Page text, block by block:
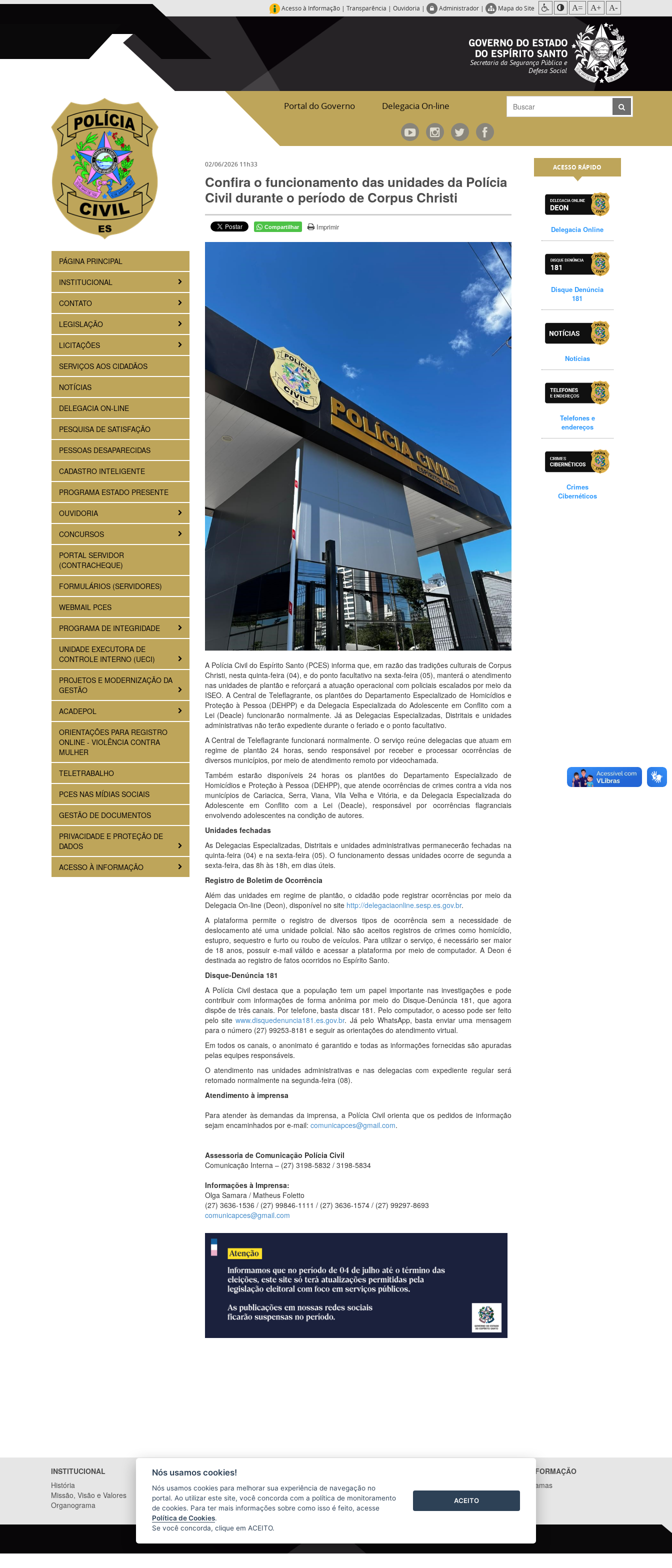
Acesso à Informação | Transparência | Ouvidoria | Administrador | Mapa do Site A= A+ A-
Secretaria da Segurança Pública e
Defesa Social
Portal do Governo Delegacia On-line
PÁGINA PRINCIPAL
INSTITUCIONAL
CONTATO
LEGISLAÇÃO
LICITAÇÕES
SERVIÇOS AOS CIDADÃOS
NOTÍCIAS
DELEGACIA ON-LINE
PESQUISA DE SATISFAÇÃO
PESSOAS DESAPARECIDAS
CADASTRO INTELIGENTE
PROGRAMA ESTADO PRESENTE
OUVIDORIA
CONCURSOS
PORTAL SERVIDOR
(CONTRACHEQUE)
FORMULÁRIOS (SERVIDORES)
WEBMAIL PCES
PROGRAMA DE INTEGRIDADE
UNIDADE EXECUTORA DE
CONTROLE INTERNO (UECI)
PROJETOS E MODERNIZAÇÃO DA
GESTÃO
ACADEPOL
ORIENTAÇÕES PARA REGISTRO
ONLINE - VIOLÊNCIA CONTRA
MULHER
TELETRABALHO
PCES NAS MÍDIAS SOCIAIS
GESTÃO DE DOCUMENTOS
PRIVACIDADE E PROTEÇÃO DE
DADOS
ACESSO À INFORMAÇÃO
02/06/2026 11h33
Confira o funcionamento das unidades da Polícia
Civil durante o período de Corpus Christi
Compartilhar Imprimir
A Polícia Civil do Espírito Santo (PCES) informa que, em razão das tradições culturais de Corpus
Christi, nesta quinta-feira (04), e do ponto facultativo na sexta-feira (05), manterá o atendimento
nas unidades de plantão e reforçará a atuação operacional com policiais escalados por meio da
ISEO. A Central de Teleflagrante, os plantões do Departamento Especializado de Homicídios e
Proteção à Pessoa (DEHPP) e da Delegacia Especializada do Adolescente em Conflito com a
Lei (Deacle) funcionarão normalmente. Já as Delegacias Especializadas, Distritais e unidades
administrativas não terão expediente durante o feriado e o ponto facultativo.
A Central de Teleflagrante funcionará normalmente. O serviço reúne delegacias que atuam em
regime de plantão 24 horas, sendo responsável por receber e processar ocorrências de
diversos municípios, por meio de atendimento remoto por videochamada.
Também estarão disponíveis 24 horas os plantões do Departamento Especializado de
Homicídios e Proteção à Pessoa (DEHPP), que atende ocorrências de crimes contra a vida nos
municípios de Cariacica, Serra, Viana, Vila Velha e Vitória, e da Delegacia Especializada do
Adolescente em Conflito com a Lei (Deacle), responsável por ocorrências flagranciais
envolvendo adolescentes na condição de autores.
Unidades fechadas
As Delegacias Especializadas, Distritais e unidades administrativas permanecerão fechadas na
quinta-feira (04) e na sexta-feira (05). O funcionamento dessas unidades ocorre de segunda a
sexta-feira, das 8h às 18h, em dias úteis.
Registro de Boletim de Ocorrência
Além das unidades em regime de plantão, o cidadão pode registrar ocorrências por meio da
Delegacia On-line (Deon), disponível no site http://delegaciaonline.sesp.es.gov.br.
A plataforma permite o registro de diversos tipos de ocorrência sem a necessidade de
deslocamento até uma unidade policial. Não são aceitos registros de crimes como homicídio,
estupro, sequestro e furto ou roubo de veículos. Para utilizar o serviço, é necessário ser maior
de 18 anos, possuir e-mail válido e acessar a plataforma por meio de computador. A Deon é
destinada ao registro de fatos ocorridos no Espírito Santo.
Disque-Denúncia 181
A Polícia Civil destaca que a população tem um papel importante nas investigações e pode
contribuir com informações de forma anônima por meio do Disque-Denúncia 181, que agora
dispõe de três canais. Por telefone, basta discar 181. Pelo computador, o acesso pode ser feito
pelo sitewww.disquedenuncia181.es.gov.br. Já pelo WhatsApp, basta enviar uma mensagem
para o número (27) 99253-8181 e seguir as orientações do atendimento virtual.
Em todos os canais, o anonimato é garantido e todas as informações fornecidas são apuradas
pelas equipes responsáveis.
O atendimento nas unidades administrativas e nas delegacias com expediente regular será
retomado normalmente na segunda-feira (08).
Atendimento à imprensa
Para atender às demandas da imprensa, a Polícia Civil orienta que os pedidos de informação
sejam encaminhados por e-mail: comunicapces@gmail.com.
Assessoria de Comunicação Polícia Civil
Comunicação Interna – (27) 3198-5832 / 3198-5834
Informações à Imprensa:
Olga Samara / Matheus Foletto
(27) 3636-1536 / (27) 99846-1111 / (27) 3636-1574 / (27) 99297-8693
comunicapces@gmail.com
ACESSO RÁPIDO
Delegacia Online
Disque Denúncia
181
Notícias
Telefones e
endereços
Crimes
Cibernéticos
INSTITUCIONAL
História
Missão, Visão e Valores
Organograma
SERVIÇOS
Delegacia On-line
Telefones Úteis
ACESSO À INFORMAÇÃO
Ações e Programas
Contratos
Nós usamos cookies!
Nós usamos cookies para melhorar sua experiência de navegação no
portal. Ao utilizar este site, você concorda com a política de monitoramento
de cookies. Para ter mais informações sobre como isso é feito, acesse
Política de Cookies.
Se você concorda, clique em ACEITO.
ACEITO